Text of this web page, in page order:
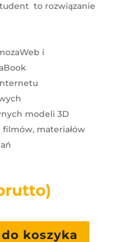
to rozwiązanie
i
modeli 3D
materiałów
koszyka